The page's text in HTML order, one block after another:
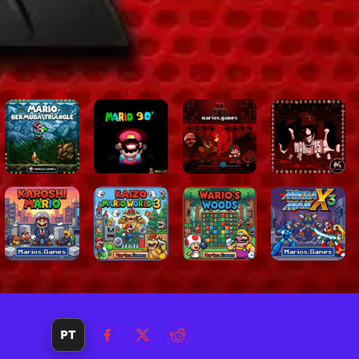
itens
e a
de muitas
. Com
que
clássicas,
PT